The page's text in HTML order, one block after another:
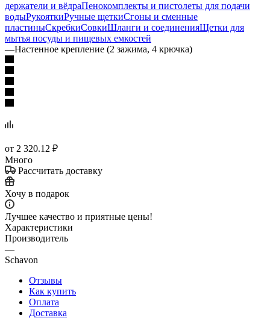
держатели и вёдраПенокомплекты и пистолеты для подачи
водыРукояткиРучные щеткиСгоны и сменные
пластиныСкребкиСовкиШланги и соединенияЩетки для
мытья посуды и пищевых емкостей
—Настенное крепление (2 зажима, 4 крючка)
от 2 320.12 ₽
Много
Рассчитать доставку
Хочу в подарок
Лучшее качество и приятные цены!
Характеристики
Производитель
—
Schavon
Отзывы
Как купить
Оплата
Доставка